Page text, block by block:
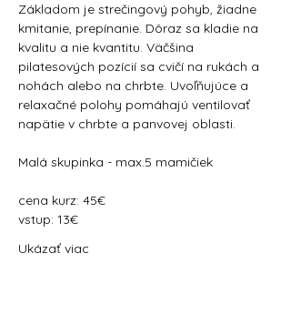
Základom je strečingový pohyb, žiadne
kmitanie, prepínanie. Dôraz sa kladie na
kvalitu a nie kvantitu. Väčšina
pilatesových pozícií sa cvičí na rukách a
nohách alebo na chrbte. Uvoľňujúce a
relaxačné polohy pomáhajú ventilovať
napätie v chrbte a panvovej oblasti.
Malá skupinka - max.5 mamičiek
cena kurz: 45€
vstup: 13€
Ukázať viac